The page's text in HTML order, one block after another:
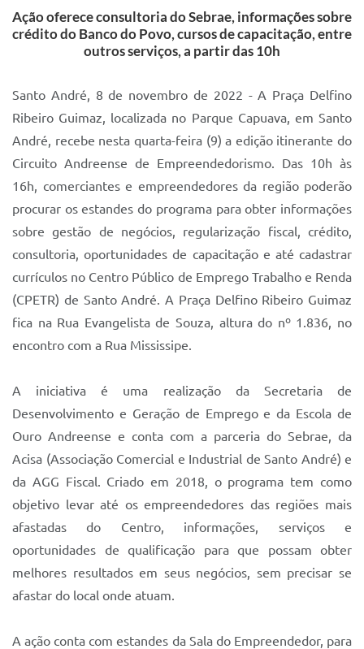
IPTU 2025
Lista de Comorbidades
Mobilidade Urbana Sustentável
Ouvidoria da Cidade
Passe Escolar
Parque Escola
Portal da Educação
Quadra Fiscal
Ação oferece consultoria do Sebrae, informações sobre
crédito do Banco do Povo, cursos de capacitação, entre
outros serviços, a partir das 10h
Santo André, 8 de novembro de 2022 - A Praça Delfino
Ribeiro Guimaz, localizada no Parque Capuava, em Santo
André, recebe nesta quarta-feira (9) a edição itinerante do
Circuito Andreense de Empreendedorismo. Das 10h às
16h, comerciantes e empreendedores da região poderão
procurar os estandes do programa para obter informações
sobre gestão de negócios, regularização fiscal, crédito,
consultoria, oportunidades de capacitação e até cadastrar
currículos no Centro Público de Emprego Trabalho e Renda
(CPETR) de Santo André. A Praça Delfino Ribeiro Guimaz
fica na Rua Evangelista de Souza, altura do nº 1.836, no
encontro com a Rua Mississipe.
A iniciativa é uma realização da Secretaria de
Desenvolvimento e Geração de Emprego e da Escola de
Ouro Andreense e conta com a parceria do Sebrae, da
Acisa (Associação Comercial e Industrial de Santo André) e
da AGG Fiscal. Criado em 2018, o programa tem como
objetivo levar até os empreendedores das regiões mais
afastadas do Centro, informações, serviços e
oportunidades de qualificação para que possam obter
melhores resultados em seus negócios, sem precisar se
afastar do local onde atuam.
A ação conta com estandes da Sala do Empreendedor, para